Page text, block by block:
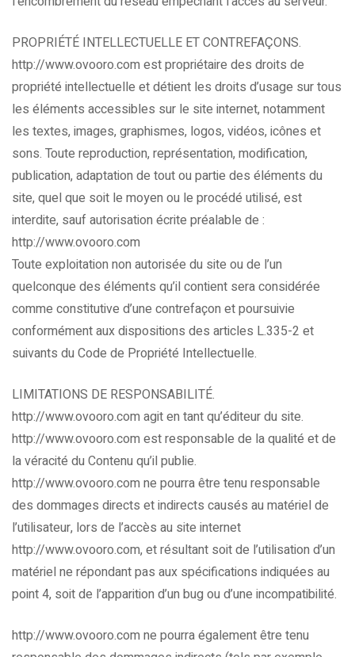
PROPRIÉTÉ INTELLECTUELLE ET CONTREFAÇONS.
http://www.ovooro.com est propriétaire des droits de
propriété intellectuelle et détient les droits d’usage sur tous
les éléments accessibles sur le site internet, notamment
les textes, images, graphismes, logos, vidéos, icônes et
sons. Toute reproduction, représentation, modification,
publication, adaptation de tout ou partie des éléments du
site, quel que soit le moyen ou le procédé utilisé, est
interdite, sauf autorisation écrite préalable de :
http://www.ovooro.com
Toute exploitation non autorisée du site ou de l’un
quelconque des éléments qu’il contient sera considérée
comme constitutive d’une contrefaçon et poursuivie
conformément aux dispositions des articles L.335-2 et
suivants du Code de Propriété Intellectuelle.
LIMITATIONS DE RESPONSABILITÉ.
http://www.ovooro.com agit en tant qu’éditeur du site.
http://www.ovooro.com est responsable de la qualité et de
la véracité du Contenu qu’il publie.
http://www.ovooro.com ne pourra être tenu responsable
des dommages directs et indirects causés au matériel de
l’utilisateur, lors de l’accès au site internet
http://www.ovooro.com, et résultant soit de l’utilisation d’un
matériel ne répondant pas aux spécifications indiquées au
point 4, soit de l’apparition d’un bug ou d’une incompatibilité.
http://www.ovooro.com ne pourra également être tenu